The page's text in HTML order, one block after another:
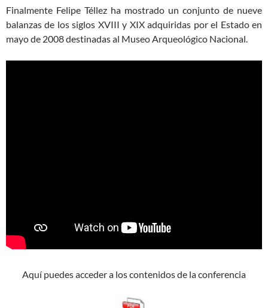
Finalmente Felipe Téllez ha mostrado un conjunto de nueve
balanzas de los siglos XVIII y XIX adquiridas por el Estado en
mayo de 2008 destinadas al Museo Arqueológico Nacional.
Aquí puedes acceder a los contenidos de la conferencia